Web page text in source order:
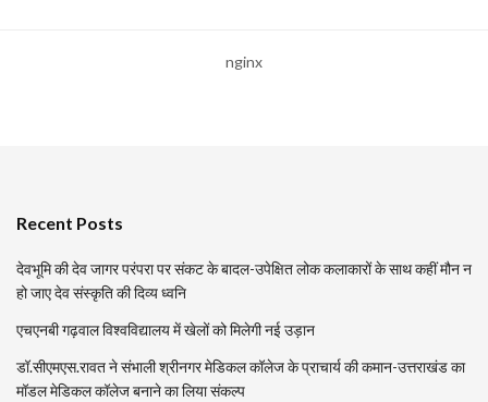
nginx
Recent Posts
देवभूमि की देव जागर परंपरा पर संकट के बादल-उपेक्षित लोक कलाकारों के साथ कहीं मौन न
हो जाए देव संस्कृति की दिव्य ध्वनि
एचएनबी गढ़वाल विश्वविद्यालय में खेलों को मिलेगी नई उड़ान
डॉ.सीएमएस.रावत ने संभाली श्रीनगर मेडिकल कॉलेज के प्राचार्य की कमान-उत्तराखंड का
मॉडल मेडिकल कॉलेज बनाने का लिया संकल्प